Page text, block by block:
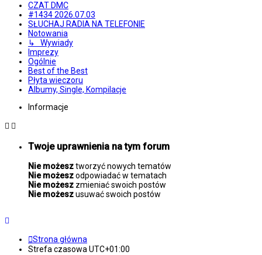
CZAT DMC
#1434 2026.07.03
SŁUCHAJ RADIA NA TELEFONIE
Notowania
↳ Wywiady
Imprezy
Ogólnie
Best of the Best
Płyta wieczoru
Albumy, Single, Kompilacje
Informacje
Twoje uprawnienia na tym forum
Nie możesztworzyć nowych tematów
Nie możeszodpowiadać w tematach
Nie możesz zmieniać swoich postów
Nie możeszusuwać swoich postów
Strona główna
Strefa czasowa UTC+01:00